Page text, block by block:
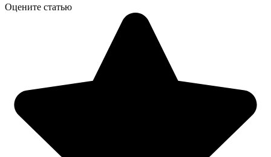
Оцените статью